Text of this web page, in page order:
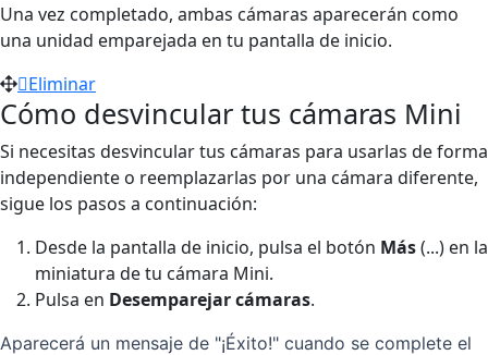
Una vez completado, ambas cámaras aparecerán como
una unidad emparejada en tu pantalla de inicio.
Eliminar
Cómo desvincular tus cámaras Mini
Si necesitas desvincular tus cámaras para usarlas de forma
independiente o reemplazarlas por una cámara diferente,
sigue los pasos a continuación:
Desde la pantalla de inicio, pulsa el botón Más(...) en la
miniatura de tu cámara Mini.
Pulsa en Desemparejar cámaras.
Aparecerá un mensaje de "¡Éxito!" cuando se complete el